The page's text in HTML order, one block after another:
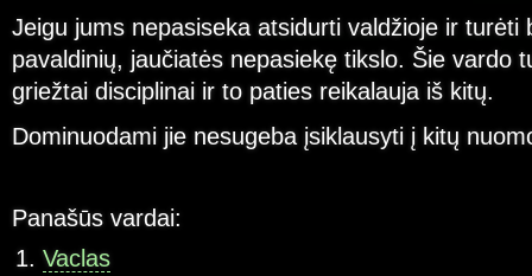
Jeigu jums nepasiseka atsidurti valdžioje ir turėti
pavaldinių, jaučiatės nepasiekę tikslo. Šie vardo
griežtai disciplinai ir to paties reikalauja iš kitų.
Dominuodami jie nesugeba įsiklausyti į kitų
Panašūs vardai:
Vaclas